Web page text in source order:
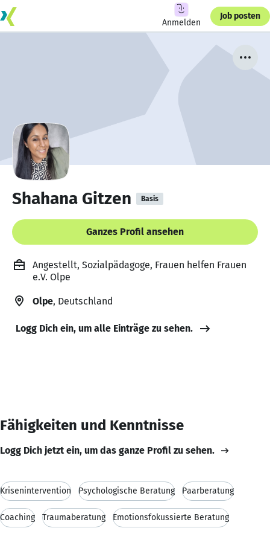
Anmelden
Job posten
Shahana Gitzen Basis
Ganzes Profil ansehen
Angestellt, Sozialpädagoge, Frauen helfen Frauen
e.V. Olpe
Olpe, Deutschland
Logg Dich ein, um alle Einträge zu sehen.
Fähigkeiten und Kenntnisse
Logg Dich jetzt ein, um das ganze Profil zu sehen.
Krisenintervention Psychologische Beratung Paarberatung
Coaching Traumaberatung Emotionsfokussierte Beratung